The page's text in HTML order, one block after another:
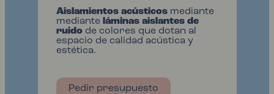
Aislamientos acústicosmediante
mediante láminas aislantes de
ruidode colores que dotan al
espacio de calidad acústica y
estética.
Pedir presupuesto